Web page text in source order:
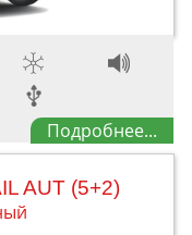
Подробнее...
AUT (5+2)